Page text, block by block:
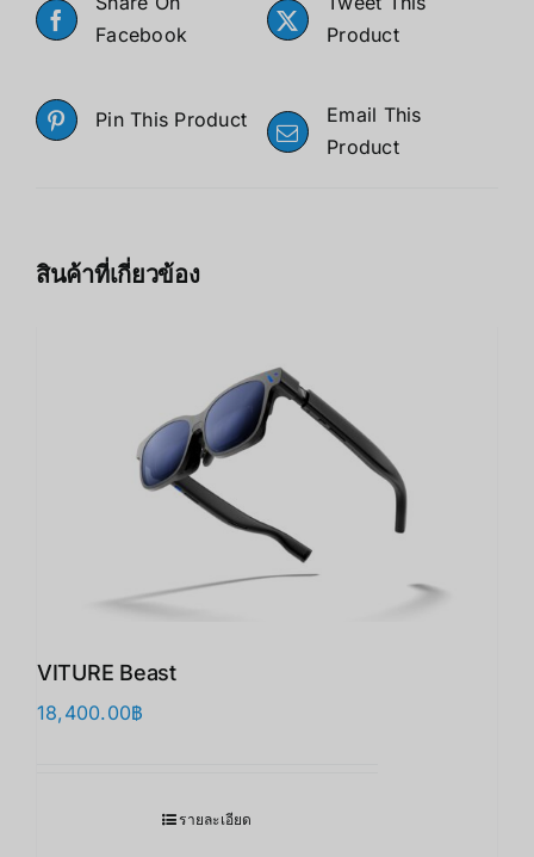
Facebook
Product
Pin This Product
Email This
Product
สินค้าที่เกี่ยวข้อง
VITURE Beast
18,400.00฿
รายละเอียด